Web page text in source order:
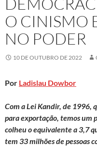
O CINISMO
NO PODER
10 DE OUTUBRO DE 2022
Por Ladislau Dowbor
Com a Lei Kandir, de 1996,
para exportação, temos um
colheu o equivalente a 3,7
tem 33 milhões de pessoas